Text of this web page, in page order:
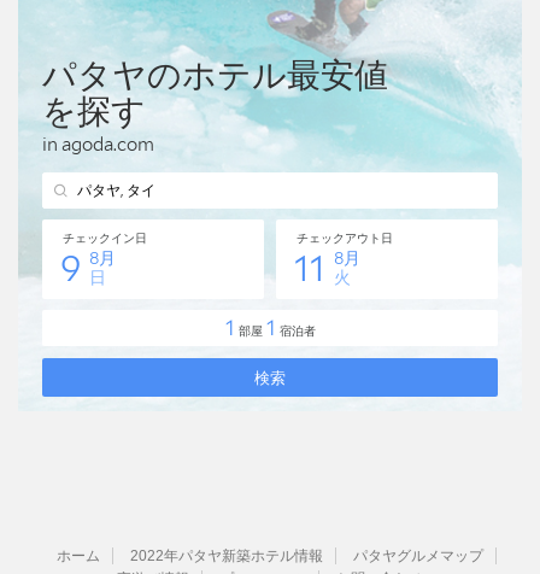
ホーム 2022年パタヤ新築ホテル情報
パタヤグルメマップ